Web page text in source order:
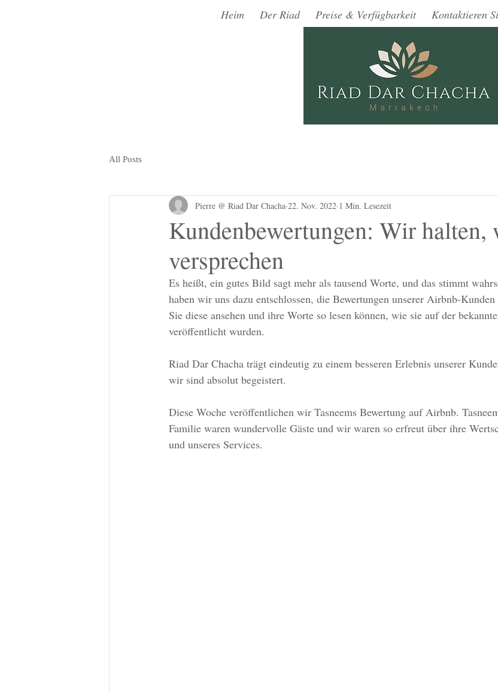
Heim Der Riad Preise & Verfügbarkeit Kontaktieren
All Posts
Kundenbewertungen: Wir halten,
versprechen
Pierre @ Riad Dar Chacha 22. Nov. 2022 1 Min. Lesezeit
Es heißt, ein gutes Bild sagt mehr als tausend Worte, und das stimmt
haben wir uns dazu entschlossen, die Bewertungen unserer Airbnb-
Sie diese ansehen und ihre Worte so lesen können, wie sie auf der
veröffentlicht wurden.
Riad Dar Chacha trägt eindeutig zu einem besseren Erlebnis unserer
wir sind absolut begeistert.
Diese Woche veröffentlichen wir Tasneems Bewertung auf Airbnb.
Familie waren wundervolle Gäste und wir waren so erfreut über ihre
und unseres Services.